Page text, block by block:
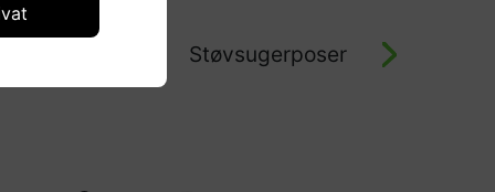
Støvsugerposer